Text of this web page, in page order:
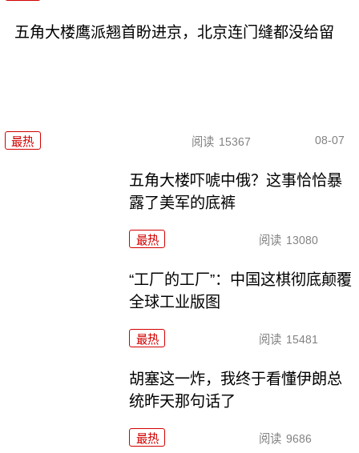
五角大楼鹰派翘首盼进京，北京连门缝都没给留
最热 阅读 15367 08-07
五角大楼吓唬中俄？这事恰恰暴
露了美军的底裤
最热 阅读 13080
“工厂的工厂”：中国这棋彻底颠覆
全球工业版图
最热 阅读 15481
胡塞这一炸，我终于看懂伊朗总
统昨天那句话了
最热 阅读 9686